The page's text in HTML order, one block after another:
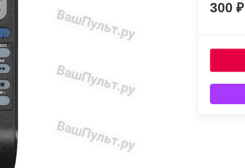
300